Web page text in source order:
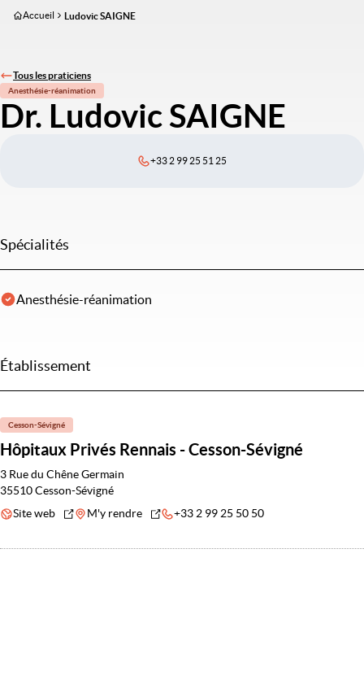
Aller
principal
Accueil Ludovic SAIGNE
Tous les praticiens
Anesthésie-réanimation
Dr. Ludovic SAIGNE
+33 2 99 25 51 25
Spécialités
Anesthésie-réanimation
Établissement
Cesson-Sévigné
Hôpitaux Privés Rennais - Cesson-Sévigné
3 Rue du Chêne Germain
35510 Cesson-Sévigné
Site web
M'y rendre +33 2 99 25 50 50